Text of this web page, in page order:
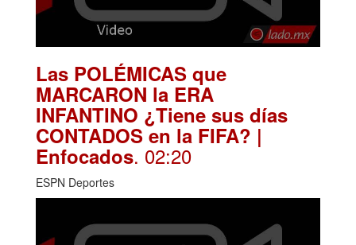
Las POLÉMICAS que
MARCARON la ERA
INFANTINO ¿Tiene sus días
CONTADOS en la FIFA? |
Enfocados. 02:20
ESPN Deportes